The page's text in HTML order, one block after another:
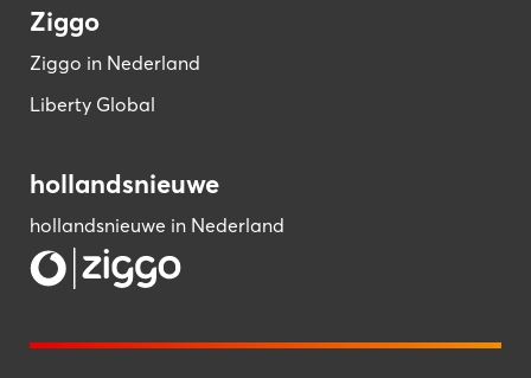
Ziggo
Ziggo in Nederland
Liberty Global
hollandsnieuwe
hollandsnieuwe in Nederland